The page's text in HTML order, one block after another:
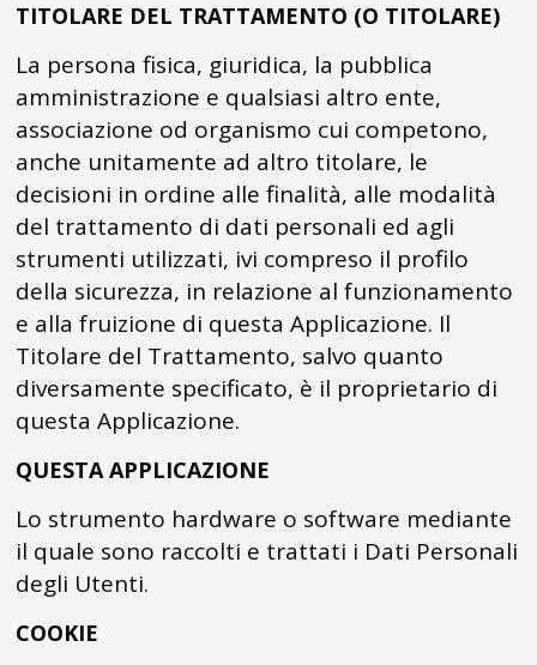
TITOLARE DEL TRATTAMENTO (O TITOLARE)
La persona fisica, giuridica, la pubblica
amministrazione e qualsiasi altro ente,
associazione od organismo cui competono,
anche unitamente ad altro titolare, le
decisioni in ordine alle finalità, alle modalità
del trattamento di dati personali ed agli
strumenti utilizzati, ivi compreso il profilo
della sicurezza, in relazione al funzionamento
e alla fruizione di questa Applicazione. Il
Titolare del Trattamento, salvo quanto
diversamente specificato, è il proprietario di
questa Applicazione.
QUESTA APPLICAZIONE
Lo strumento hardware o software mediante
il quale sono raccolti e trattati i Dati Personali
degli Utenti.
COOKIE